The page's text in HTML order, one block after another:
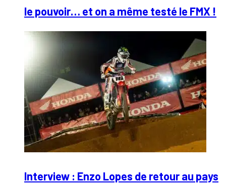
le pouvoir… et on a même testé le FMX !
Interview : Enzo Lopes de retour au pays